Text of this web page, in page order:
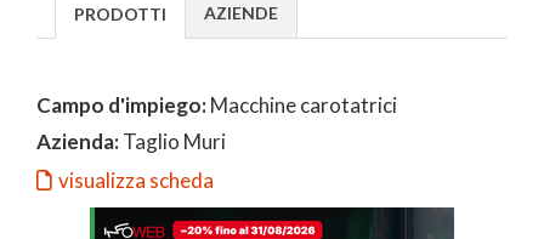
PRODOTTI AZIENDE
Campo d'impiego:Macchine carotatrici
Azienda:Taglio Muri
visualizza scheda